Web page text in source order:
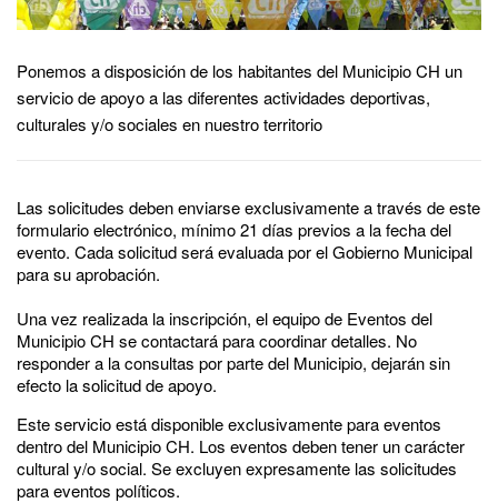
Ponemos a disposición de los habitantes del Municipio CH un
servicio de apoyo a las diferentes actividades deportivas,
culturales y/o sociales en nuestro territorio
Las solicitudes deben enviarse exclusivamente a través de este
formulario electrónico, mínimo 21 días previos a la fecha del
evento. Cada solicitud será evaluada por el Gobierno Municipal
para su aprobación.
Una vez realizada la inscripción, el equipo de Eventos del
Municipio CH se contactará para coordinar detalles. No
responder a la consultas por parte del Municipio, dejarán sin
efecto la solicitud de apoyo.
Este servicio está disponible exclusivamente para eventos
dentro del Municipio CH. Los eventos deben tener un carácter
cultural y/o social. Se excluyen expresamente las solicitudes
para eventos políticos.